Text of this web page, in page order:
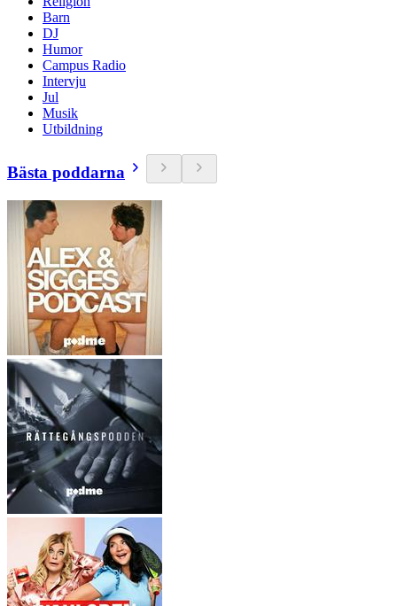
Barn
DJ
Humor
Campus Radio
Intervju
Jul
Musik
Utbildning
Bästa poddarna